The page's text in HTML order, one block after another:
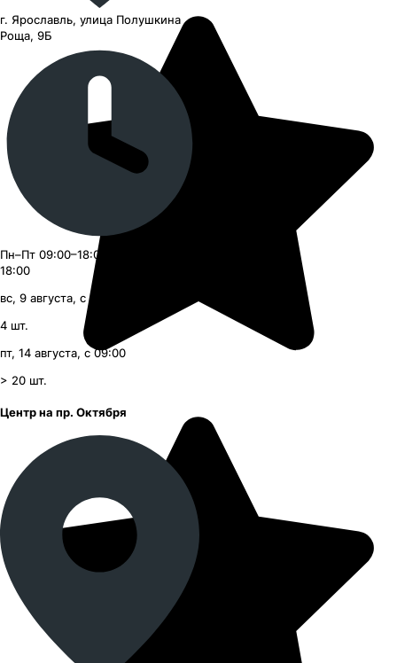
г. Ярославль, улица Полушкина
Роща, 9Б
Пн–Пт 09:00–18:00, Сб–Вс 09:00–
18:00
вс, 9 августа, с 09:00
4 шт.
пт, 14 августа, с 09:00
> 20 шт.
Центр на пр. Октября